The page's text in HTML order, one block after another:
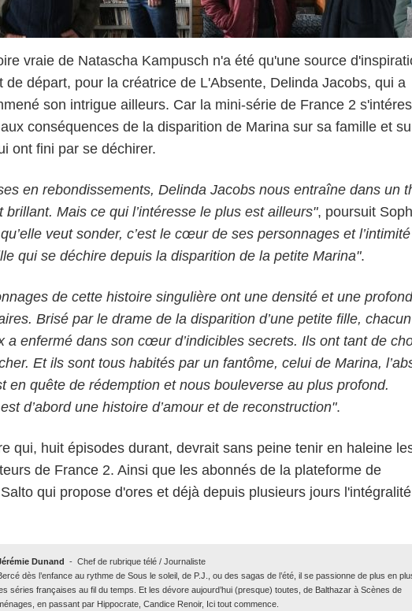
vraie de Natascha Kampusch n'a été qu'une source
de départ, pour la créatrice de L'Absente, Delinda Jacobs, qui a
son intrigue ailleurs. Car la mini-série de France 2
conséquences de la disparition de Marina sur sa famille et
ont fini par se déchirer.
en rebondissements, Delinda Jacobs nous entraîne dans un
brillant. Mais ce qui l’intéresse le plus est ailleurs", poursuit
veut sonder, c’est le cœur de ses personnages et l’intimité
qui se déchire depuis la disparition de la petite Marina".
de cette histoire singulière ont une densité et une
Brisé par le drame de la disparition d’une petite fille, chacun
a enfermé dans son cœur d’indicibles secrets. Ils ont tant de
Et ils sont tous habités par un fantôme, celui de Marina,
en quête de rédemption et nous bouleverse au plus profond.
d’abord une histoire d’amour et de reconstruction".
qui, huit épisodes durant, devrait sans peine tenir en haleine
de France 2. Ainsi que les abonnés de la plateforme de
qui propose d'ores et déjà depuis plusieurs jours
Dunand - Chef de rubrique télé / Journaliste
dès l’enfance au rythme de Sous le soleil, de P.J., ou des sagas de l’été, il se passionne de plus en
séries françaises au fil du temps. Et les dévore aujourd’hui (presque) toutes, de Balthazar à Scènes de
en passant par Hippocrate, Candice Renoir, Ici tout commence.